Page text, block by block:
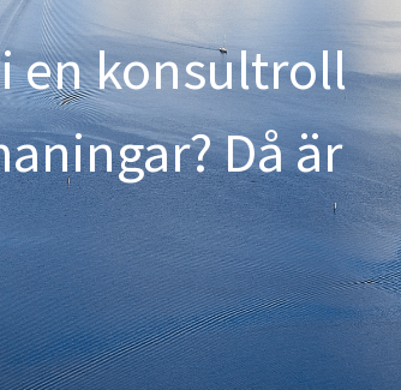
en konsultroll
Då är